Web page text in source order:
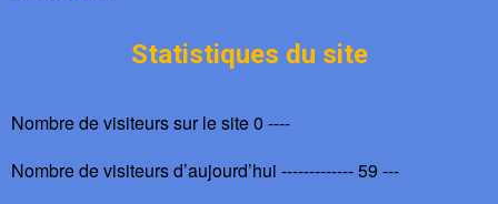
Statistiques du site
Nombre de visiteurs sur le site 0 ----
Nombre de visiteurs d’aujourd’hui ------------- 59 ---